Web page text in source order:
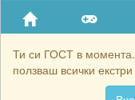
Ти си ГОСТ в момента.
ползваш всички
Приятели
Хронология на